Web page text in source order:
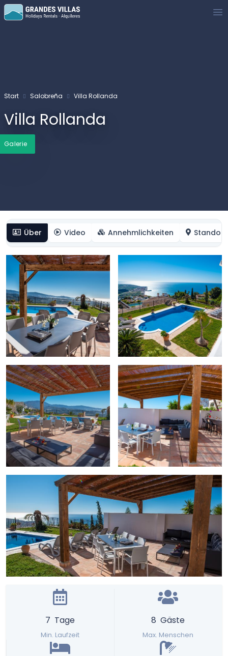
Grandes Villas
Start Salobreña Villa Rollanda
Villa Rollanda
Galerie
Über Video Annehmlichkeiten Standort
7 Tage
Min. Laufzeit
8 Gäste
Max. Menschen